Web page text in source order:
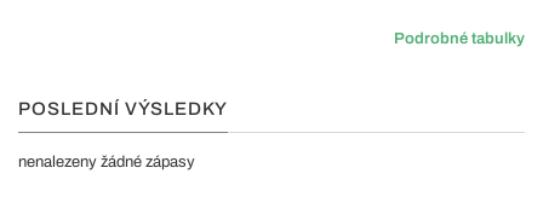
Podrobné tabulky
POSLEDNÍ VÝSLEDKY
nenalezeny žádné zápasy